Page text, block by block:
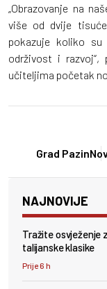
„Obrazovanje na
više od dvije
pokazuje koliko
održivost i
učiteljima početak
Grad Pazin
NAJNOVIJE
Tražite osvježenje
talijanske klasike
Prije 6 h